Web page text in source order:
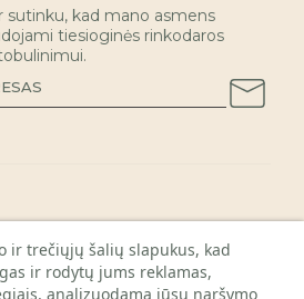
sutinku, kad mano asmens
tiesioginės rinkodaros
ir trečiųjų šalių slapukus, kad
ir rodytų jums reklamas,
analizuodama jūsų naršymo